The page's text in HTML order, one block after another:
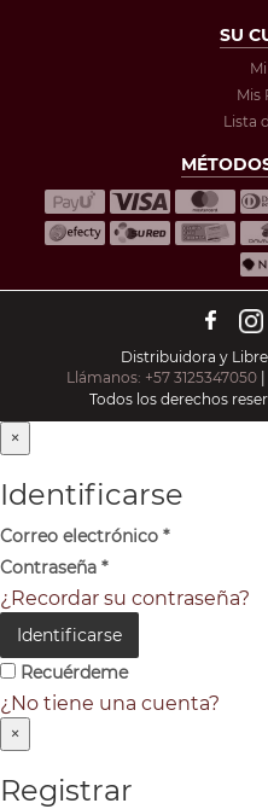
SU
Mis
Lista
Distribuidora y
Llámanos: +57 3125347050 |
Todos los derechos
×
Identificarse
Correo electrónico *
Contraseña *
¿Recordar su contraseña?
Identificarse
Recuérdeme
¿No tiene una cuenta?
×
Registrar